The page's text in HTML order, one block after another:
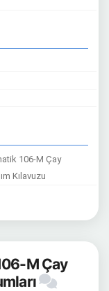
106-M Çay
Kılavuzu
M Çay